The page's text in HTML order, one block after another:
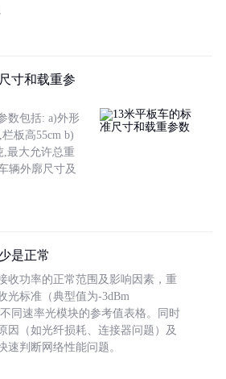
寸和载重参
数包括: a)外形
板高55cm b)
,最大允许总重
辆外廓尺寸及
是正常
收功率的正常范围及影响因素，重
光标准（典型值为-3dBm
同速率光模块的参考值表格。同时
因（如光纤损耗、连接器问题）及
速判断网络性能问题。